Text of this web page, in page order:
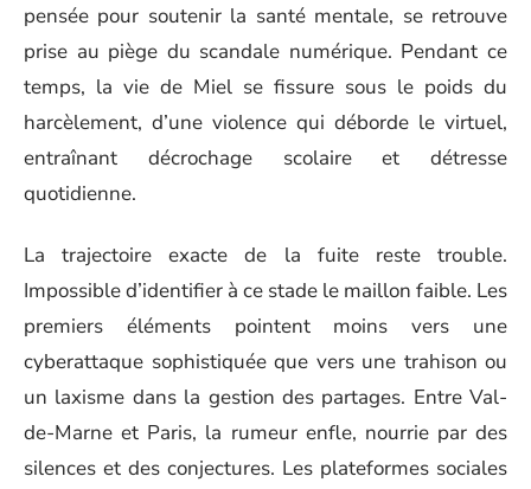
pensée pour soutenir la santé mentale, se retrouve
prise au piège du scandale numérique. Pendant ce
temps, la vie de Miel se fissure sous le poids du
harcèlement, d’une violence qui déborde le virtuel,
entraînant décrochage scolaire et détresse
quotidienne.
La trajectoire exacte de la fuite reste trouble.
Impossible d’identifier à ce stade le maillon faible. Les
premiers éléments pointent moins vers une
cyberattaque sophistiquée que vers une trahison ou
un laxisme dans la gestion des partages. Entre Val-
de-Marne et Paris, la rumeur enfle, nourrie par des
silences et des conjectures. Les plateformes sociales